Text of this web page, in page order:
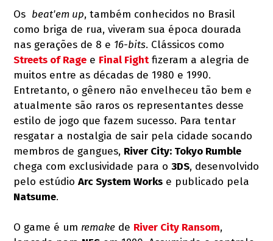
Os beat'em up, também conhecidos no Brasil
como briga de rua, viveram sua época dourada
nas gerações de 8 e 16-bits. Clássicos como
Streets of Rage e Final Fightfizeram a alegria de
muitos entre as décadas de 1980 e 1990.
Entretanto, o gênero não envelheceu tão bem e
atualmente são raros os representantes desse
estilo de jogo que fazem sucesso. Para tentar
resgatar a nostalgia de sair pela cidade socando
membros de gangues, River City: Tokyo Rumble
chega com exclusividade para o3DS, desenvolvido
pelo estúdioArc System Works e publicado pela
Natsume.
O game é um remake de River City Ransom,